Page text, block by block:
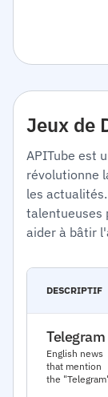
Jeux de
APITube est
révolutionne
les
talentueuses
aider à bâtir
DESCRIPTIF
Telegram
English news
that mention
the